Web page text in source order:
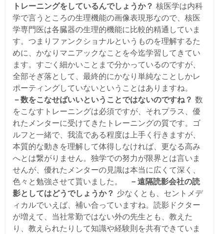
トレーニングをしているんでしょうか？ 核医学は内科
学で言うところの生理機能の画像表現形なので、核医
学専門医は各臓器の生理的機能に比較的精通していま
す。つまりファンクショナルというものを理解するた
めに、かなりマニアックなことを今迄学習してきてい
ます。すごく細かいことまで分かっているのですが、
全部そぎ落として、最終的にかなり単純なことしかレ
ポーティングしていないということはありますね。
－数をこなせばいいということではないのですね？ 数
をこなすトレーニングは必須ですが、それプラス、優
れたメンターに受けてきたトレーニングの質です。ゴ
ルフと一緒で、我流である程度は上手く行きますが、
本質的な動きを理解して体得しなければ、更なる高み
へとは繋がりません。独学での努力が限界とは言いま
せんが、優れたメンターの見識は本当に広くて深く、
色々と勉強させて貰いました。
－遠隔読影会社の読
影としてはどうでしょうか？ 少なくとも、セントメデ
ィカルでいえば、補い合っていますね。読影ドクター
が増えて、当社常勤ではない外の先生とも、教えた
り、教えられたりして知識や経験則を共有できていま